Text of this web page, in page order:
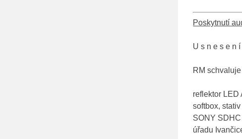
Poskytnutí
U s n e s e n í
RM
reflektor LED
softbox,
SONY
úřadu